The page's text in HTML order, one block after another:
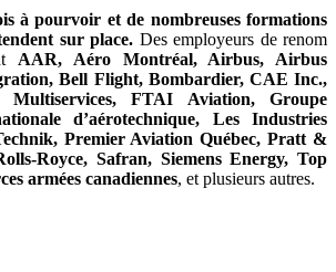
à pourvoir et de nombreuses formations
sur place. Des employeurs de renom
AAR, Aéro Montréal, Airbus, Airbus
Bell Flight, Bombardier, CAE Inc.,
Multiservices, FTAI Aviation, Groupe
d’aérotechnique, Les Industries
Premier Aviation Québec, Pratt &
Royce, Safran, Siemens Energy, Top
armées canadiennes, et plusieurs autres.